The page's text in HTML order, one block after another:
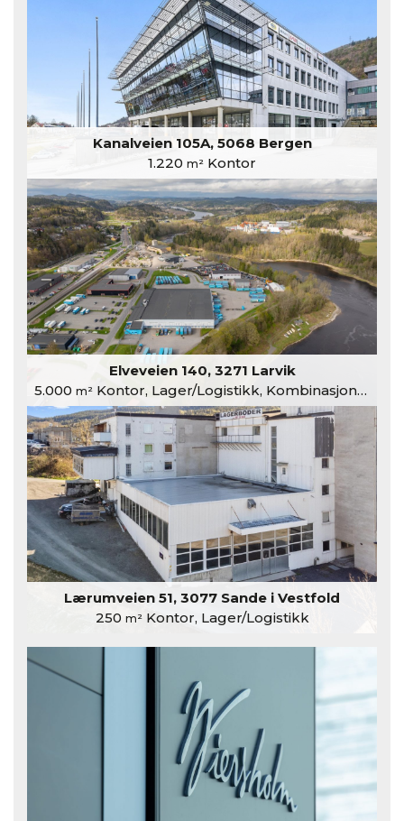
Kanalveien 105A, 5068 Bergen
1.220 m² Kontor
Elveveien 140, 3271 Larvik
5.000 m²Kontor, Lager/Logistikk, Kombinasjonslokaler
Lærumveien 51, 3077 Sande i Vestfold
250 m²Kontor, Lager/Logistikk